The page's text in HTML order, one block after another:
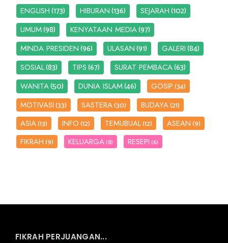
ENGLISH(173) HIBURAN(136) SEJARAH(102)
UMUM(98) KENYATAAN MEDIA(97)
MINDA PRESIDEN(96) ULASAN(91) GALERI(84)
SOSIAL(83) TIPS(67) SURAT PEMBACA(63)
WANITA(50) DUNIA ISLAM(46) GOSIP(34)
MOTIVASI(33) SASTERA(30) BUDAYA(21)
ASIA(13) INFO(12) TEMUBUAL(12) ASEAN(9)
FIKRAH(9) KELUARGA (8) RESEPI (6)
FIKRAH PERJUANGAN...